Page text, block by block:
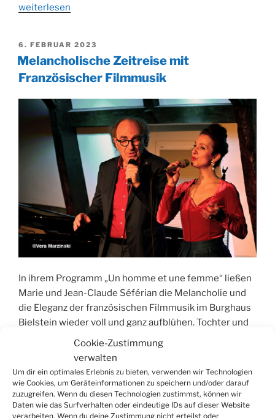
Cookie-Zustimmung
verwalten
Um dir ein optimales Erlebnis zu bieten, verwenden wir Technologien
wie Cookies, um Geräteinformationen zu speichern und/oder darauf
zuzugreifen. Wenn du diesen Technologien zustimmst, können wir
Daten wie das Surfverhalten oder eindeutige IDs auf dieser Website
verarbeiten. Wenn du deine Zustimmung nicht erteilst oder
„Sekundarschule
Umwandlung
in
Gesamtschule
weiterlesen
VERÖFFENTLICHT
AM
6. FEBRUAR 2023
Melancholische Zeitreise mit
Französischer Filmmusik
In ihrem Programm „Un homme et une femme“ ließen
Marie und Jean-Claude Séférian die Melancholie und
die Eleganz der französischen Filmmusik im Burghaus
Bielstein wieder voll und ganz aufblühen. Tochter und
Vater präsentierten Musik, die Sehnsucht nach
Vergangenem weckt und gleichzeitig das ewig
Beziehungen zum Klingen bringt.
„Melancholische
weiterlesen